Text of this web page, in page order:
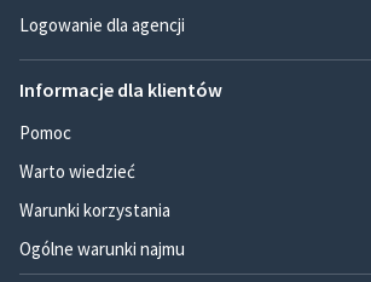
Logowanie dla agencji
Informacje dla klientów
Pomoc
Warto wiedzieć
Warunki korzystania
Ogólne warunki najmu